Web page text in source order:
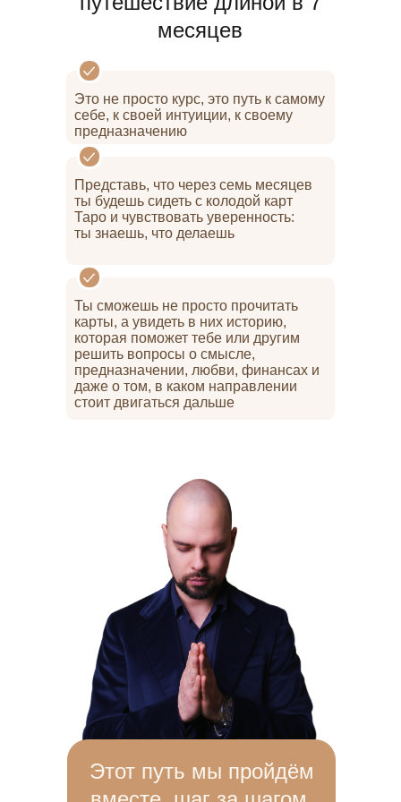
Это не просто курс, это путь к самому
себе, к своей интуиции, к своему
предназначению
Представь, что через семь месяцев
ты будешь сидеть с колодой карт
Таро и чувствовать уверенность:
ты знаешь, что делаешь
Ты сможешь не просто прочитать
карты, а увидеть в них историю,
которая поможет тебе или другим
решить вопросы о смысле,
предназначении, любви, финансах и
даже о том, в каком направлении
стоит двигаться дальше
месяцев
Этот путь мы пройдём